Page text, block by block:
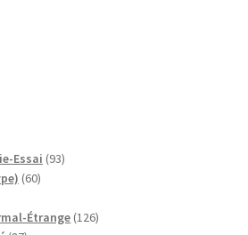
Essai 9393
6060
Étrange 126126